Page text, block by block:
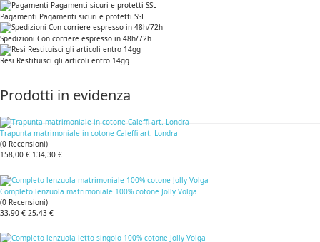
Pagamenti Pagamenti sicuri e protetti SSL
Spedizioni Con corriere espresso in 48h/72h
Resi Restituisci gli articoli entro 14gg
Prodotti in evidenza
Trapunta matrimoniale in cotone Caleffi art. Londra
(0 Recensioni)
158,00 € 134,30 €
Completo lenzuola matrimoniale 100% cotone Jolly Volga
(0 Recensioni)
33,90 € 25,43 €